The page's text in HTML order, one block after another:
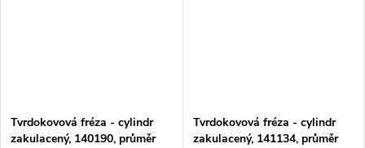
Tvrdokovová fréza - cylindr
zakulacený, 140190, průměr
Tvrdokovová fréza - cylindr
zakulacený, 141134, průměr